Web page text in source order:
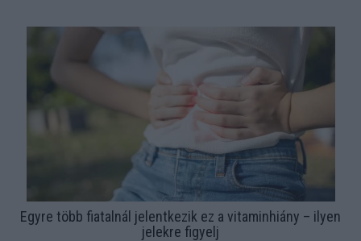
Egyre több fiatalnál jelentkezik ez a vitaminhiány – ilyen
jelekre figyelj